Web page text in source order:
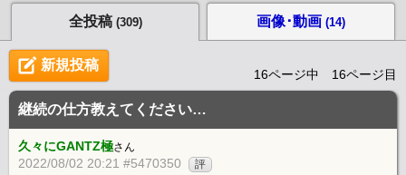
全投稿 (309) 画像･動画 (14)
新規投稿
16ページ中 16ページ目
継続の仕方教えてください…
久々にGANTZ極さん
2022/08/02 20:21 #5470350 評